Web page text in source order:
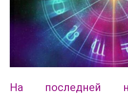
На последней